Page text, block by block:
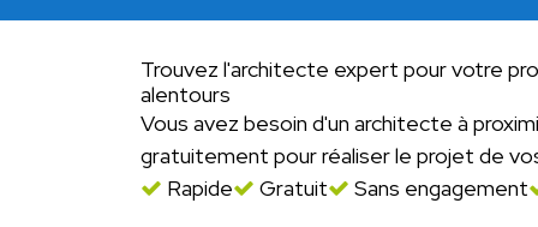
Trouvez l'architecte expert pour votre
alentours
Vous avez besoin d'un architecte à
gratuitement pour réaliser le projet de
Rapide
Gratuit Sans engagement